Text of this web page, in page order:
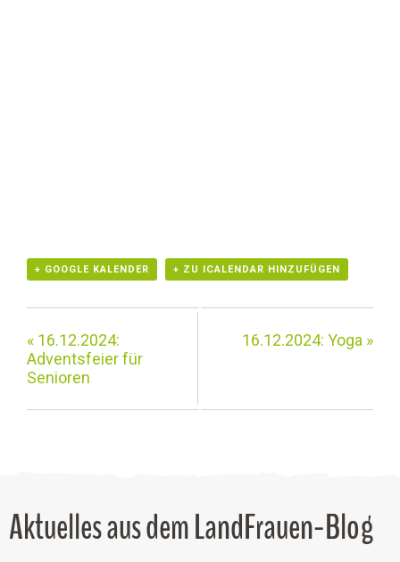
+ GOOGLE KALENDER + ZU ICALENDAR HINZUFÜGEN
« 16.12.2024:
Adventsfeier für
Senioren
16.12.2024: Yoga »
Aktuelles aus dem LandFrauen-Blog